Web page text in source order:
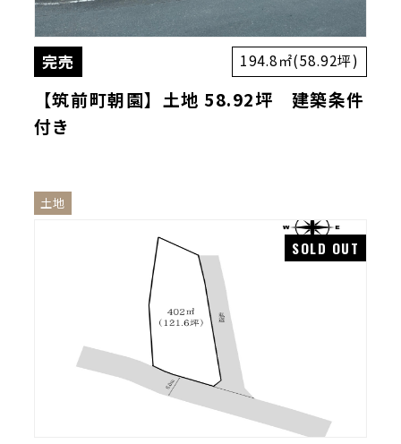
完売 194.8㎡(58.92坪)
【筑前町朝園】土地 58.92坪 建築条件
付き
土地